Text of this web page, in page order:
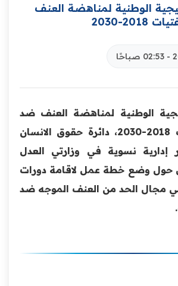
الوطنية لمناهضة العنف
2030
الوطنية لمناهضة العنف ضد
النساء والفتيات 2018-2030، دائرة حقوق الانسان
نسوية في وزارتي العدل
حول وضع خطة عمل لاقامة دورات
مجال الحد من العنف الموجه ضد